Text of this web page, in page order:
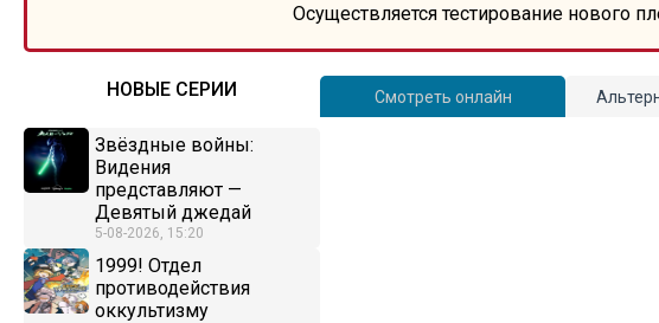
Осуществляется тестирование нового
НОВЫЕ СЕРИИ
Звёздные войны:
Видения
представляют —
Девятый джедай
5-08-2026, 15:20
1999! Отдел
противодействия
оккультизму
Смотреть онлайн